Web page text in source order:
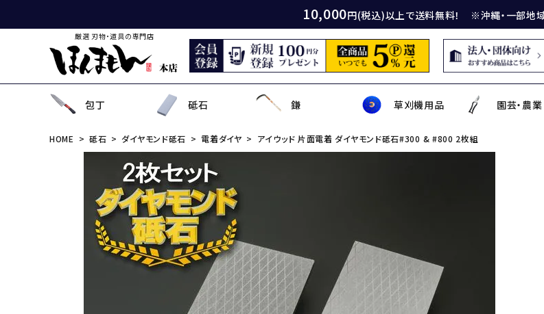
10,000円(税込)以上で送料無料！ ※沖縄・一部地域
厳選 刃物・道具の専門店
包丁
出刃包丁
菜切り包丁 牛刀・
特殊包丁
砥石
天然砥石
名倉砥石
シャープナー
鎌
収穫鎌
下刈鎌
草刈機用品
刈払機用アタッチメント
安全防具 補助・メンテナンス工具
園芸・農業
園芸用鋏
散水用具・噴霧器 芝刈機
水田用除草用具
狩猟刀・剣鉈
鳶口 木の皮
セット品
玄能・ハンマー・トンカチ
土木用品
洋裁鋏・和鋏
調理道具 盛箸・盛
おろし金・鰹節削り
HOME 砥石 ダイヤモンド砥石 電着ダイヤ アイウッド 片面電着 ダイヤモンド砥石#300 & #800 2枚組